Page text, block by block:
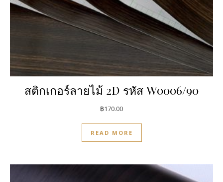
สติกเกอร์ลายไม้ 2D รหัส W0006/90
฿170.00
READ MORE